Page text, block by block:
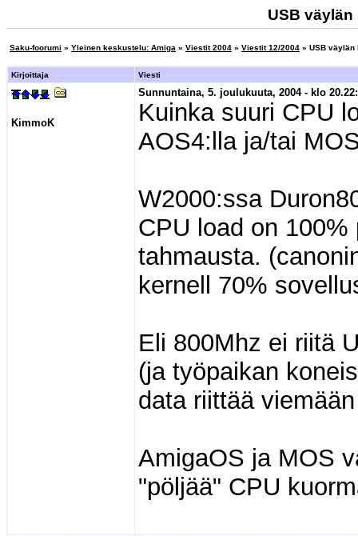
USB väylän
Saku-foorumi » Yleinen keskustelu: Amiga » Viestit 2004 » Viestit 12/2004 » USB väylän
Kirjoittaja Viesti
KimmoK
Sunnuntaina, 5. joulukuuta, 2004 - klo 20.22:
Kuinka suuri CPU
AOS4:lla ja/tai
W2000:ssa
CPU load on
tahmausta.
kernell 70%
Eli 800Mhz ei riitä
(ja työpaikan
data riittää
AmigaOS ja MOS
"pöljää" CPU